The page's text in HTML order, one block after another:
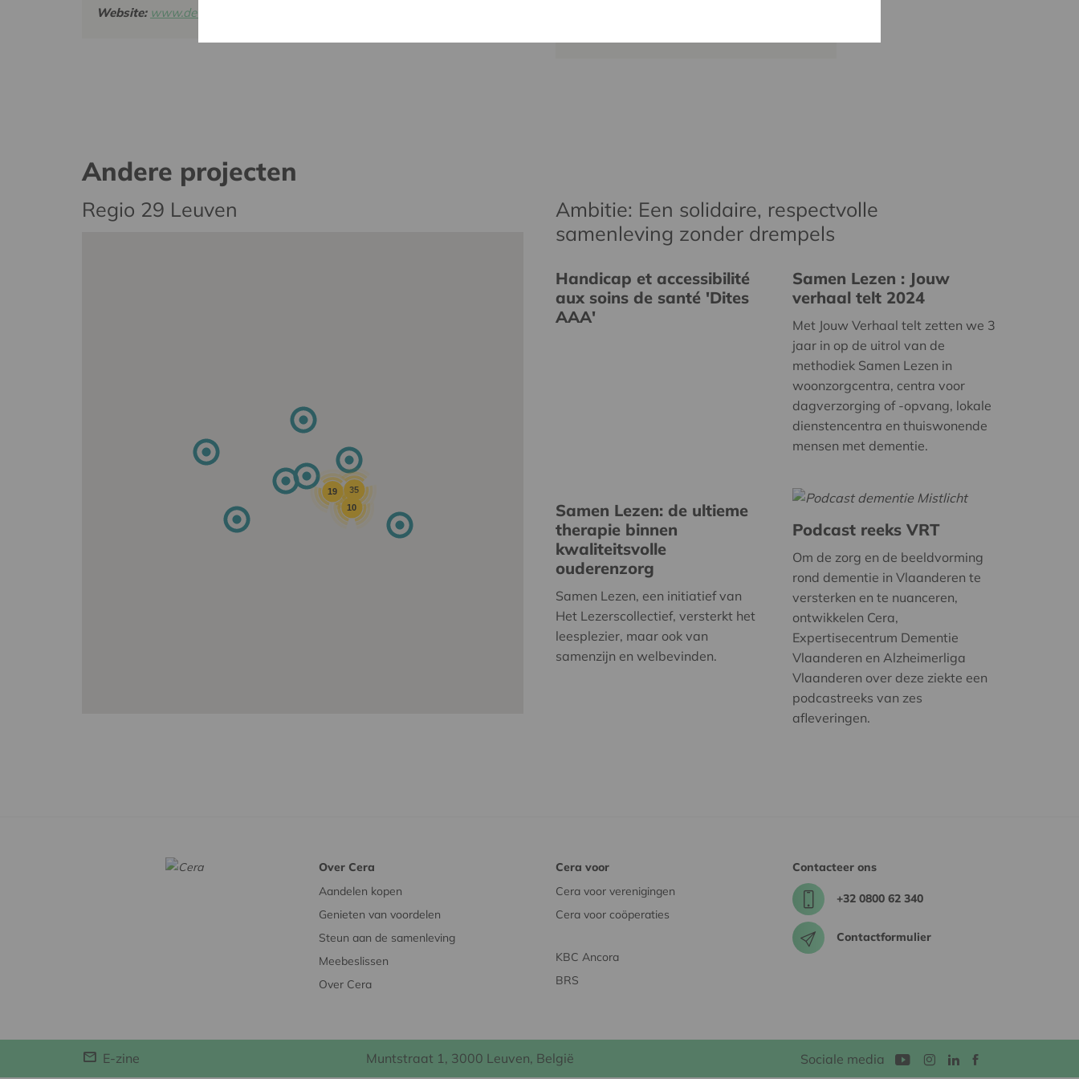
Website: www.dewigwam.be
Andere projecten
Regio 29 Leuven
35
19
10
Ambitie: Een solidaire, respectvolle
samenleving zonder drempels
Handicap et accessibilité
aux soins de santé 'Dites
AAA'
Samen Lezen : Jouw
verhaal telt 2024
Met Jouw Verhaal telt zetten we 3
jaar in op de uitrol van de
methodiek Samen Lezen in
woonzorgcentra, centra voor
dagverzorging of -opvang, lokale
dienstencentra en thuiswonende
mensen met dementie.
Samen Lezen: de ultieme
therapie binnen
kwaliteitsvolle
ouderenzorg
Samen Lezen, een initiatief van
Het Lezerscollectief, versterkt het
leesplezier, maar ook van
samenzijn en welbevinden.
Podcast reeks VRT
Om de zorg en de beeldvorming
rond dementie in Vlaanderen te
versterken en te nuanceren,
ontwikkelen Cera,
Expertisecentrum Dementie
Vlaanderen en Alzheimerliga
Vlaanderen over deze ziekte een
podcastreeks van zes
afleveringen.
Over Cera
Aandelen kopen
Genieten van voordelen
Steun aan de samenleving
Meebeslissen
Over Cera
Cera voor
Cera voor verenigingen
Cera voor coöperaties
KBC Ancora
BRS
Contacteer ons
+32 0800 62 340
Contactformulier
E-zine Muntstraat 1, 3000 Leuven, België Sociale media